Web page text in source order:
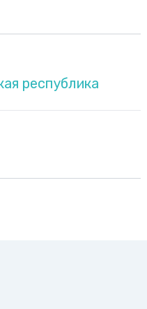
республика